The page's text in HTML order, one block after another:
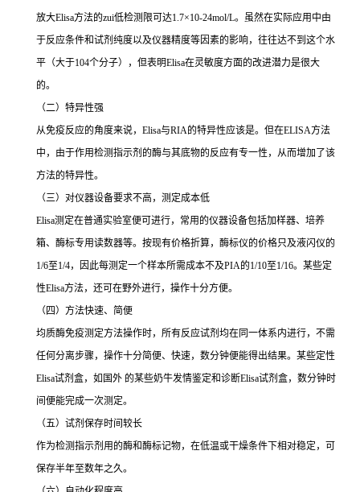
放大Elisa方法的zui低检测限可达1.7×10-24mol/L。虽然在实际应用中由
于反应条件和试剂纯度以及仪器精度等因素的影响，往往达不到这个水
平（大于104个分子），但表明Elisa在灵敏度方面的改进潜力是很大
的。
（二）特异性强
从免疫反应的角度来说， Elisa与RIA的特异性应该是。但在ELISA方法
中，由于作用检测指示剂的酶与其底物的反应有专一性，从而增加了该
方法的特异性。
（三）对仪器设备要求不高，测定成本低
Elisa测定在普通实验室便可进行，常用的仪器设备包括加样器、培养
箱、酶标专用读数器等。按现有价格折算，酶标仪的价格只及液闪仪的
1/6至1/4，因此每测定一个样本所需成本不及PIA的1/10至1/16。某些定
性Elisa方法，还可在野外进行，操作十分方便。
（四）方法快速、简便
均质酶免疫测定方法操作时，所有反应试剂均在同一体系内进行，不需
任何分离步骤，操作十分简便、快速，数分钟便能得出结果。某些定性
Elisa试剂盒，如国外 的某些奶牛发情鉴定和诊断Elisa试剂盒，数分钟时
间便能完成一次测定。
（五）试剂保存时间较长
作为检测指示剂用的酶和酶标记物，在低温或干燥条件下相对稳定，可
保存半年至数年之久。